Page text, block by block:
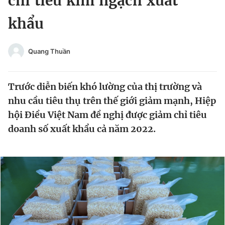
Chuyên mục khác
Video Magazine
Sản phẩm khác
Tiện ích Bạn cần biết
Thông tin tòa soạn Liên hệ quảng cáo
Tin đã xem
Đăng xuất
khẩu
Quang Thuần
Trước diễn biến khó lường của thị trường và
nhu cầu tiêu thụ trên thế giới giảm mạnh, Hiệp
hội Điều Việt Nam đề nghị được giảm chỉ tiêu
doanh số xuất khẩu cả năm 2022.